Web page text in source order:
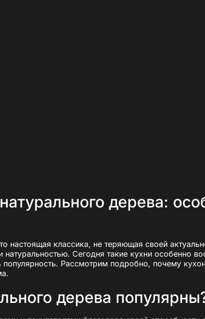
дерева:
настоящая классика, не теряющая своей
Сегодня такие кухни особенно
популярность. Рассмотрим подробно, почему
дерева